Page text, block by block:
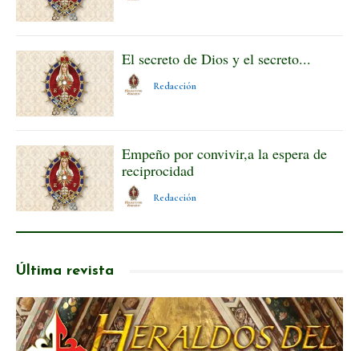
El secreto de Dios y el secreto...
Redacción
Empeño por convivir,a la espera de
reciprocidad
Redacción
Última revista